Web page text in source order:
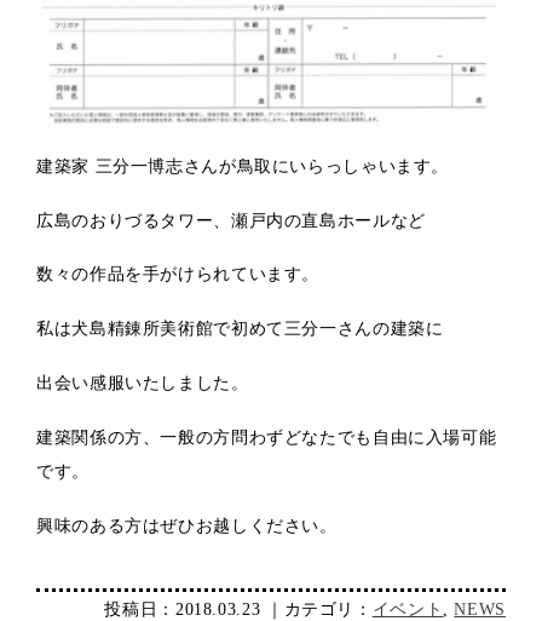
建築家 三分一博志さんが鳥取にいらっしゃいます。
広島のおりづるタワー、瀬戸内の直島ホールなど
数々の作品を手がけられています。
私は犬島精錬所美術館で初めて三分一さんの建築に
出会い感服いたしました。
建築関係の方、一般の方問わずどなたでも自由に入場可能
です。
興味のある方はぜひお越しください。
投稿日：2018.03.23 ｜カテゴリ： イベント ,NEWS